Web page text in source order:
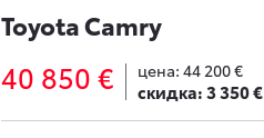
Toyota Camry
40 850 € цена: 44 200 €
скидка:3 350 €